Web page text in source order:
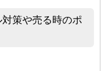
策や売る時のポ
売る時の流れとは？トラ